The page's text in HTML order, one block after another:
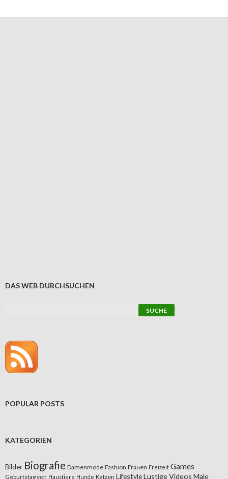
DAS WEB DURCHSUCHEN
POPULAR POSTS
KATEGORIEN
Bilder Biografie Damenmode Fashion Frauen Freizeit Games
Geburtstag von Haustiere Hunde Katzen LifestyleLustige Videos Male